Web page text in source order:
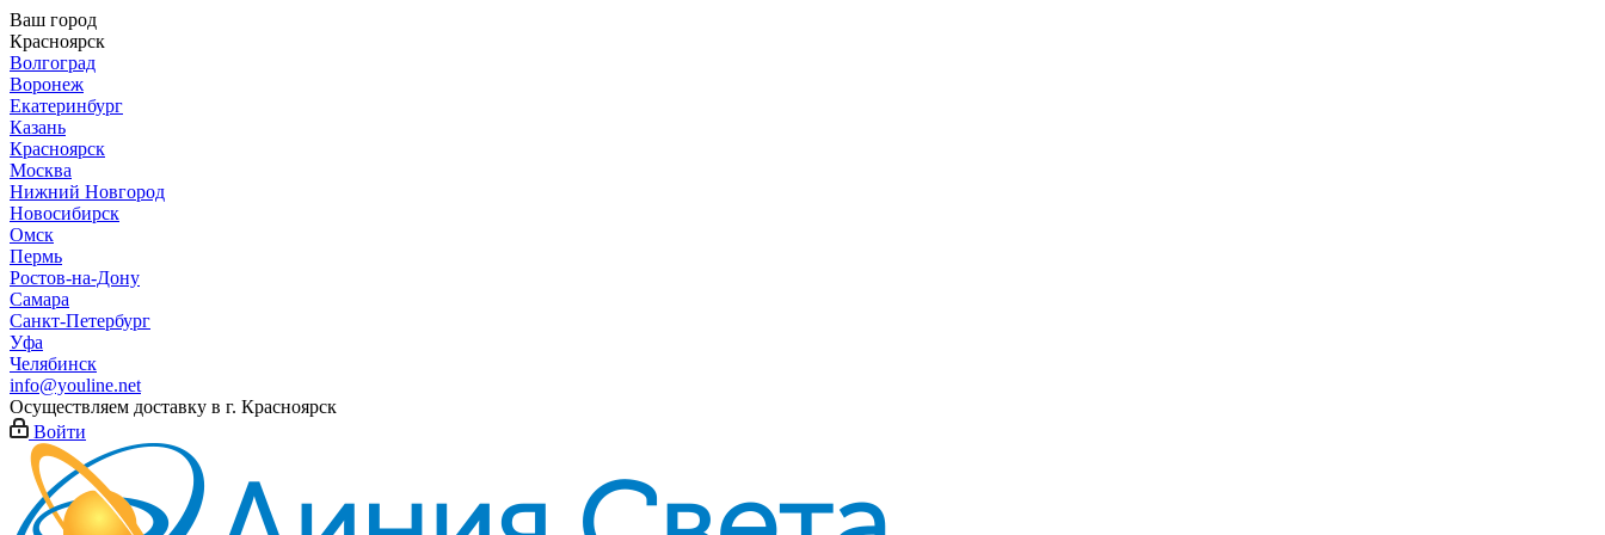
Ваш город
Красноярск
Волгоград
Воронеж
Екатеринбург
Казань
Красноярск
Москва
Нижний Новгород
Новосибирск
Омск
Пермь
Ростов-на-Дону
Самара
Санкт-Петербург
Уфа
Челябинск
info@youline.net
Осуществляем доставку в г. Красноярск
Войти